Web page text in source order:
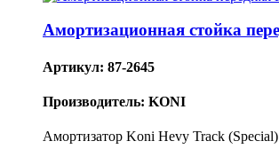
Амортизационная стойка
Артикул: 87-2645
Производитель: KONI
Амортизатор Koni Hevy Track